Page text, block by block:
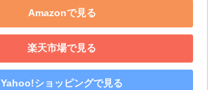
Amazonで見る
楽天市場で見る
Yahoo!ショッピングで見る